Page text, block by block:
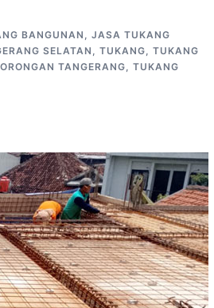
BANGUNAN , JASA TUKANG
SELATAN , TUKANG, TUKANG
TANGERANG, TUKANG